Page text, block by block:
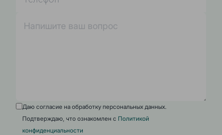
Даю согласие на обработку персональных данных.
Подтверждаю, что ознакомлен с Политикой
конфиденциальности